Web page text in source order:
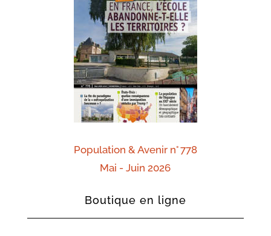
Population & Avenir n° 778
Mai - Juin 2026
Boutique en ligne